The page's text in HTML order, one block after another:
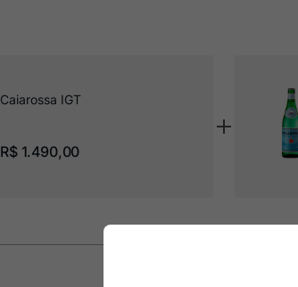
Caiarossa IGT
R$ 1.490,00